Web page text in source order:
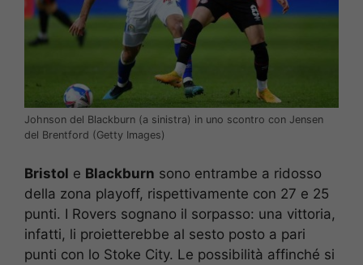
Johnson del Blackburn (a sinistra) in uno scontro con Jensen
del Brentford (Getty Images)
Bristol e Blackburn sono entrambe a ridosso
della zona playoff, rispettivamente con 27 e 25
punti. I Rovers sognano il sorpasso: una vittoria,
infatti, li proietterebbe al sesto posto a pari
punti con lo Stoke City. Le possibilità affinché si